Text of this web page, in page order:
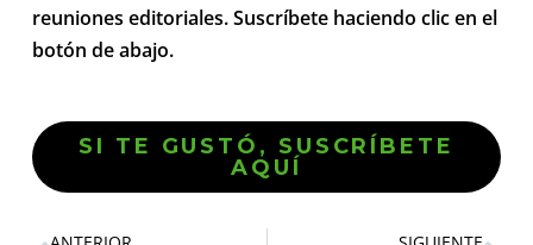
reuniones editoriales. Suscríbete haciendo clic en el
botón de abajo.
SI TE GUSTÓ, SUSCRÍBETE
AQUÍ